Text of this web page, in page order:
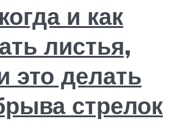
и как
листья,
это делать
стрелок